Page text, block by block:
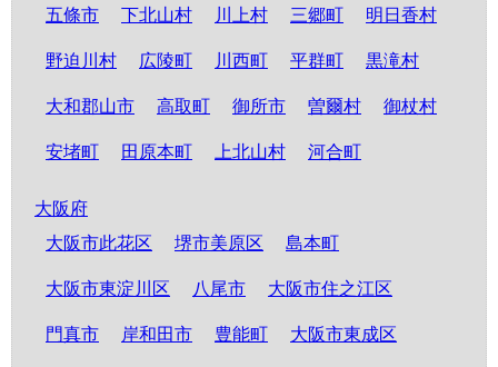
五條市 下北山村 川上村 三郷町 明日香村
野迫川村 広陵町 川西町 平群町 黒滝村
大和郡山市 高取町 御所市 曽爾村 御杖村
安堵町 田原本町 上北山村 河合町
大阪府
大阪市此花区
堺市美原区 島本町
大阪市東淀川区 八尾市 大阪市住之江区
門真市 岸和田市 豊能町 大阪市東成区